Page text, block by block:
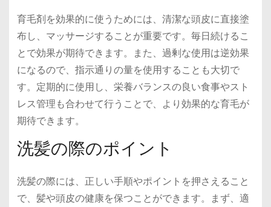
育毛剤を効果的に使うためには、清潔な頭皮に直接塗
布し、マッサージすることが重要です。毎日続けるこ
とで効果が期待できます。また、過剰な使用は逆効果
になるので、指示通りの量を使用することも大切で
す。定期的に使用し、栄養バランスの良い食事やスト
レス管理も合わせて行うことで、より効果的な育毛が
期待できます。
洗髪の際のポイント
洗髪の際には、正しい手順やポイントを押さえること
で、髪や頭皮の健康を保つことができます。まず、適